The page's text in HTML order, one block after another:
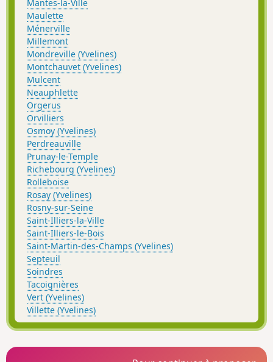
Mantes-la-Ville
Maulette
Ménerville
Millemont
Mondreville (Yvelines)
Montchauvet (Yvelines)
Mulcent
Neauphlette
Orgerus
Orvilliers
Osmoy (Yvelines)
Perdreauville
Prunay-le-Temple
Richebourg (Yvelines)
Rolleboise
Rosay (Yvelines)
Rosny-sur-Seine
Saint-Illiers-la-Ville
Saint-Illiers-le-Bois
Saint-Martin-des-Champs (Yvelines)
Septeuil
Soindres
Tacoignières
Vert (Yvelines)
Villette (Yvelines)